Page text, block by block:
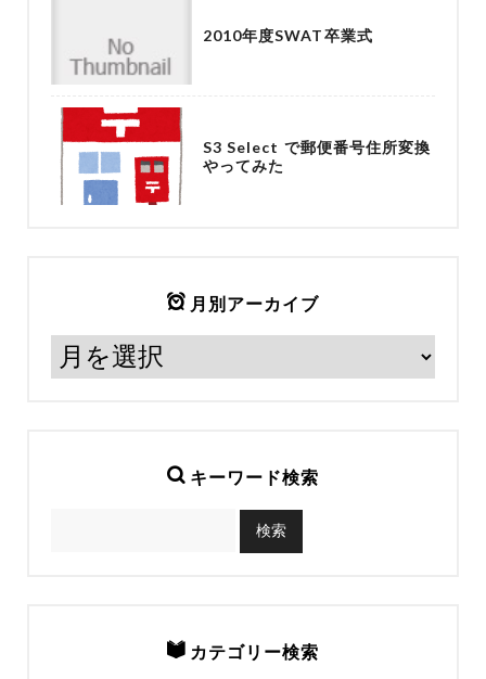
2010年度SWAT卒業式
S3 Select で郵便番号住所変換
やってみた
月別アーカイブ
キーワード検索
カテゴリー検索